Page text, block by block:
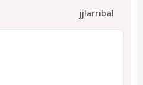
jjlarribal